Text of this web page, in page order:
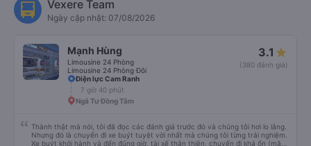
Vexere Team
Ngày cập nhật: 07/08/2026
Mạnh Hùng
Limousine 24 Phòng
Limousine 24 Phòng Đôi
3.1
(380 đánh giá)
Điện lực Cam Ranh
7 giờ 40 phút
Ngã Tư Đồng Tâm
Thành thật mà nói, tôi đã đọc các đánh giá trước đó và chúng tôi hơi lo lắng.
Nhưng đó là chuyến đi xe buýt tuyệt vời nhất mà chúng tôi từng trải nghiệm.
Xe buýt khởi hành và đến đúng giờ, tài xế thân thiện, chuyến đi khá ổn (mặc